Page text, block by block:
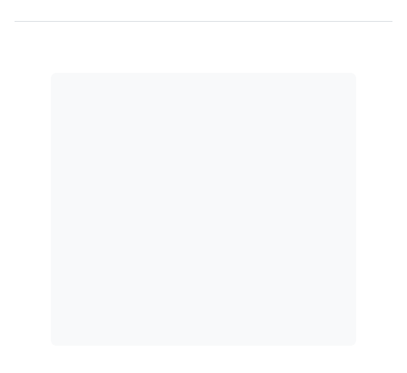
sem o destaque do ICMS: interpretação das